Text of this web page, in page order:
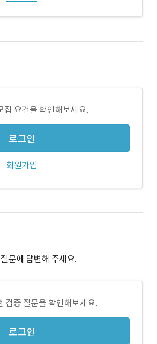
집 요건을 확인해보세요.
로그인
회원가입
문에 답변해 주세요.
검증 질문을 확인해보세요.
로그인